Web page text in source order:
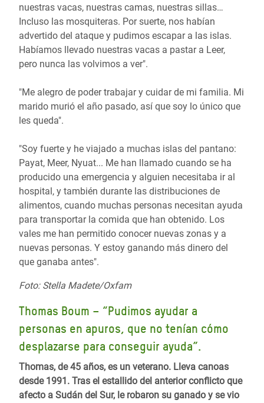
nuestras vacas, nuestras camas, nuestras sillas…
Incluso las mosquiteras. Por suerte, nos habían
advertido del ataque y pudimos escapar a las islas.
Habíamos llevado nuestras vacas a pastar a Leer,
pero nunca las volvimos a ver".
"Me alegro de poder trabajar y cuidar de mi familia. Mi
marido murió el año pasado, así que soy lo único que
les queda".
"Soy fuerte y he viajado a muchas islas del pantano:
Payat, Meer, Nyuat... Me han llamado cuando se ha
producido una emergencia y alguien necesitaba ir al
hospital, y también durante las distribuciones de
alimentos, cuando muchas personas necesitan ayuda
para transportar la comida que han obtenido. Los
vales me han permitido conocer nuevas zonas y a
nuevas personas. Y estoy ganando más dinero del
que ganaba antes".
Foto: Stella Madete/Oxfam
Thomas Boum – “Pudimos ayudar a
personas en apuros, que no tenían cómo
desplazarse para conseguir ayuda”.
Thomas, de 45 años, es un veterano. Lleva canoas
desde 1991. Tras el estallido del anterior conflicto que
afecto a Sudán del Sur, le robaron su ganado y se vio